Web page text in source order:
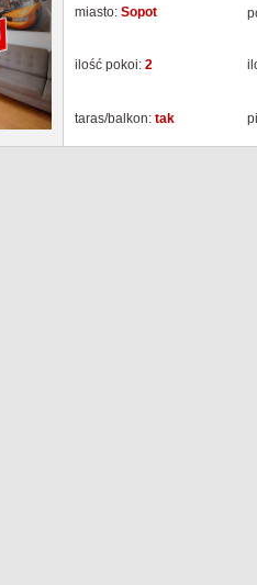
miasto: Sopot
ilość pokoi: 2
taras/balkon: tak